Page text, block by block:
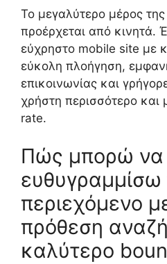
Το μεγαλύτερο μέρος
προέρχεται από κινητά.
εύχρηστο mobile site με
εύκολη πλοήγηση,
επικοινωνίας και
χρήστη περισσότερο και
rate.
Πώς μπορώ να
ευθυγραμμίσω
περιεχόμενο
πρόθεση
καλύτερο